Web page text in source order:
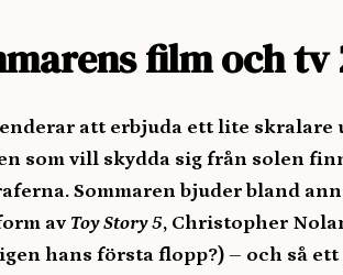
film och tv
att erbjuda ett lite skralare
som vill skydda sig från solen
Sommaren bjuder bland
av Toy Story 5, Christopher
hans första flopp?) – och så ett